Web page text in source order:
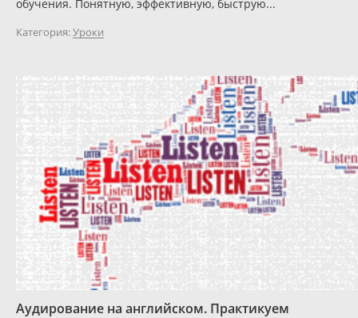
обучения. Понятную, эффективную, быструю...
Категория:Уроки
Аудирование на английском. Практикуем